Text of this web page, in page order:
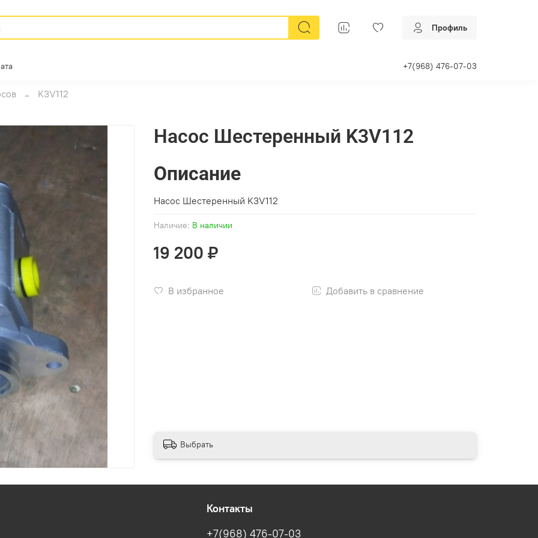
Профиль
+7(968) 476-07-03
K3V112
Наличие: В наличии
Насос Шестеренный K3V112
19 200 ₽
В избранное Добавить в сравнение
Описание
Насос Шестеренный K3V112
Выбрать
Контакты
+7(968) 476-07-03